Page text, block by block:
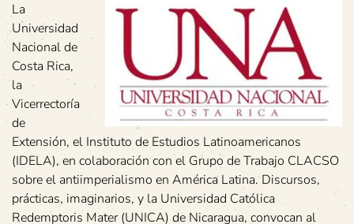
La
Universidad
Nacional de
Costa Rica,
la
Vicerrectoría
de
Extensión, el Instituto de Estudios Latinoamericanos
(IDELA), en colaboración con el Grupo de Trabajo CLACSO
sobre el antiimperialismo en América Latina. Discursos,
prácticas, imaginarios, y la Universidad Católica
Redemptoris Mater (UNICA) de Nicaragua, convocan al